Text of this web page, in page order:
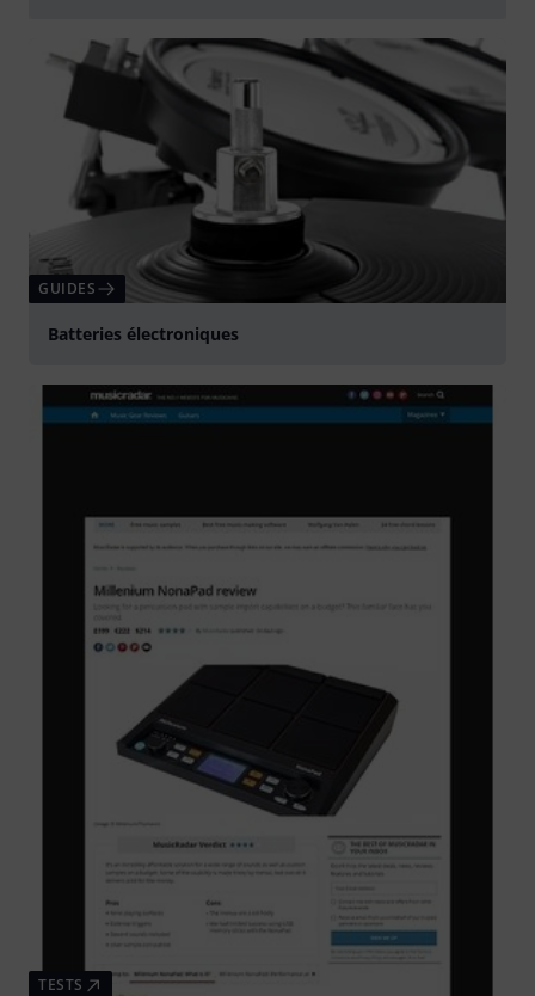
GUIDES
Batteries électroniques
TESTS